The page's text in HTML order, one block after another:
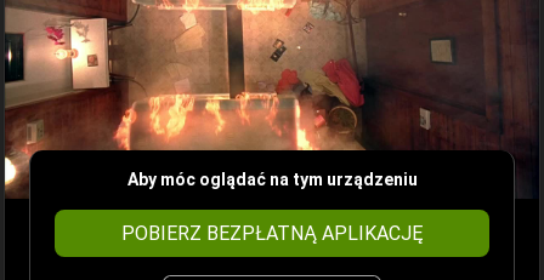
Aby móc oglądać na tym urządzeniu
POBIERZ BEZPŁATNĄ APLIKACJĘ